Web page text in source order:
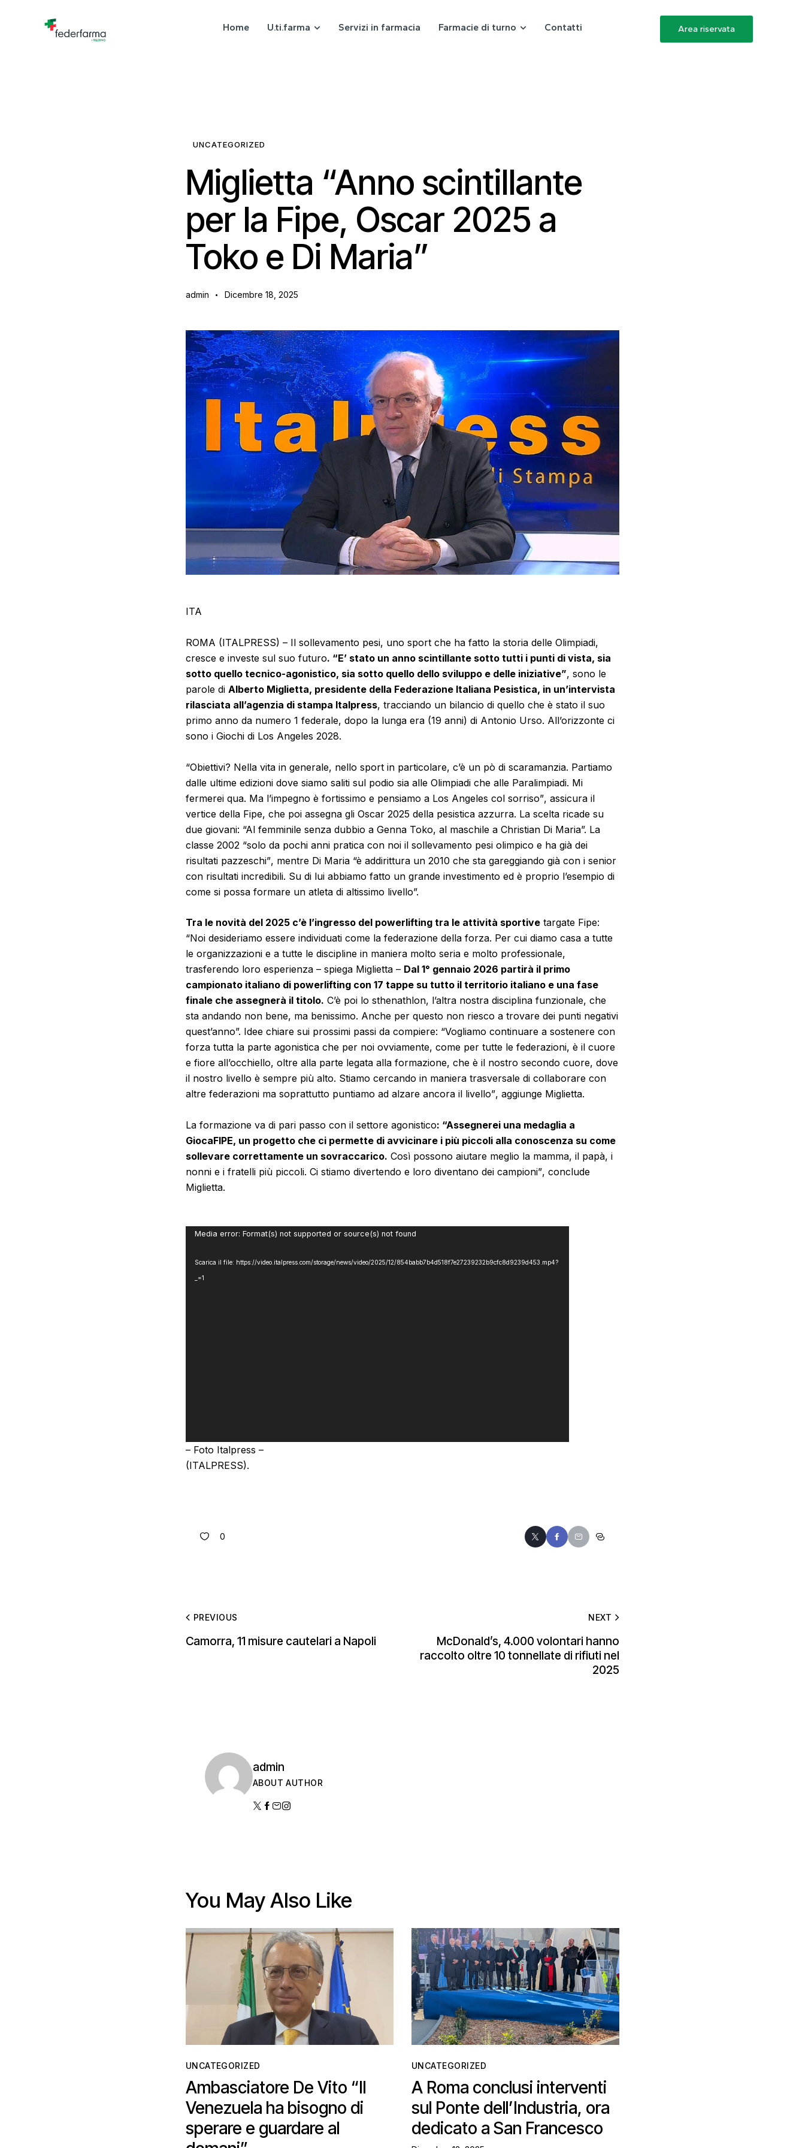
Home U.ti.farma Servizi in farmacia Farmacie di turno Contatti Area riservata
UNCATEGORIZED
Miglietta “Anno scintillante
per la Fipe, Oscar 2025 a
Toko e Di Maria”
admin Dicembre 18, 2025
ITA
ROMA (ITALPRESS) – Il sollevamento pesi, uno sport che ha fatto la storia delle Olimpiadi,
cresce e investe sul suo futuro. “E’ stato un anno scintillante sotto tutti i punti di vista, sia
sotto quello tecnico-agonistico, sia sotto quello dello sviluppo e delle iniziative”, sono le
parole di Alberto Miglietta, presidente della Federazione Italiana Pesistica, in un’intervista
rilasciata all’agenzia di stampa Italpress, tracciando un bilancio di quello che è stato il suo
primo anno da numero 1 federale, dopo la lunga era (19 anni) di Antonio Urso. All’orizzonte ci
sono i Giochi di Los Angeles 2028.
“Obiettivi? Nella vita in generale, nello sport in particolare, c’è un pò di scaramanzia. Partiamo
dalle ultime edizioni dove siamo saliti sul podio sia alle Olimpiadi che alle Paralimpiadi. Mi
fermerei qua. Ma l’impegno è fortissimo e pensiamo a Los Angeles col sorriso”, assicura il
vertice della Fipe, che poi assegna gli Oscar 2025 della pesistica azzurra. La scelta ricade su
due giovani: “Al femminile senza dubbio a Genna Toko, al maschile a Christian Di Maria”. La
classe 2002 “solo da pochi anni pratica con noi il sollevamento pesi olimpico e ha già dei
risultati pazzeschi”, mentre Di Maria “è addirittura un 2010 che sta gareggiando già con i senior
con risultati incredibili. Su di lui abbiamo fatto un grande investimento ed è proprio l’esempio di
come si possa formare un atleta di altissimo livello”.
Tra le novità del 2025 c’è l’ingresso del powerlifting tra le attività sportivetargate Fipe:
“Noi desideriamo essere individuati come la federazione della forza. Per cui diamo casa a tutte
le organizzazioni e a tutte le discipline in maniera molto seria e molto professionale,
trasferendo loro esperienza– spiega Miglietta – Dal 1° gennaio 2026 partirà il primo
campionato italiano di powerlifting con 17 tappe su tutto il territorio italiano e una fase
finale che assegnerà il titolo. C’è poi lo sthenathlon, l’altra nostra disciplina funzionale, che
sta andando non bene, ma benissimo. Anche per questo non riesco a trovare dei punti negativi
quest’anno”. Idee chiare sui prossimi passi da compiere: “Vogliamo continuare a sostenere con
forza tutta la parte agonistica che per noi ovviamente, come per tutte le federazioni, è il cuore
e fiore all’occhiello, oltre alla parte legata alla formazione, che è il nostro secondo cuore, dove
il nostro livello è sempre più alto. Stiamo cercando in maniera trasversale di collaborare con
altre federazioni ma soprattutto puntiamo ad alzare ancora il livello”, aggiunge Miglietta.
La formazione va di pari passo con il settore agonistico: “Assegnerei una medaglia a
GiocaFIPE, un progetto che ci permette di avvicinare i più piccoli alla conoscenza su come
sollevare correttamente un sovraccarico. Così possono aiutare meglio la mamma, il papà, i
nonni e i fratelli più piccoli. Ci stiamo divertendo e loro diventano dei campioni”, conclude
Miglietta.
Video
Media error: Format(s) not supported or source(s) not found
Scarica il file: https://video.italpress.com/storage/news/video/2025/12/854babb7b4d518f7e27239232b9cfc8d9239d453.mp4?
_=1
– Foto Italpress –
(ITALPRESS).
0
PREVIOUS
Camorra, 11 misure cautelari a Napoli
NEXT
McDonald’s, 4.000 volontari hanno
raccolto oltre 10 tonnellate di rifiuti nel
2025
admin
ABOUT AUTHOR
You May Also Like
UNCATEGORIZED
Ambasciatore De Vito “Il
Venezuela ha bisogno di
sperare e guardare al
UNCATEGORIZED
A Roma conclusi interventi
sul Ponte dell’Industria, ora
dedicato a San Francesco